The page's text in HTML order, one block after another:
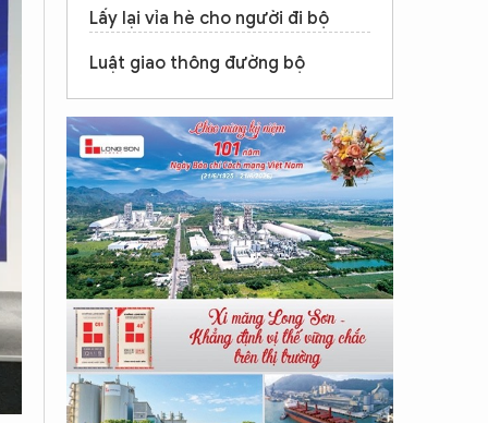
Lấy lại vỉa hè cho người đi bộ
Luật giao thông đường bộ